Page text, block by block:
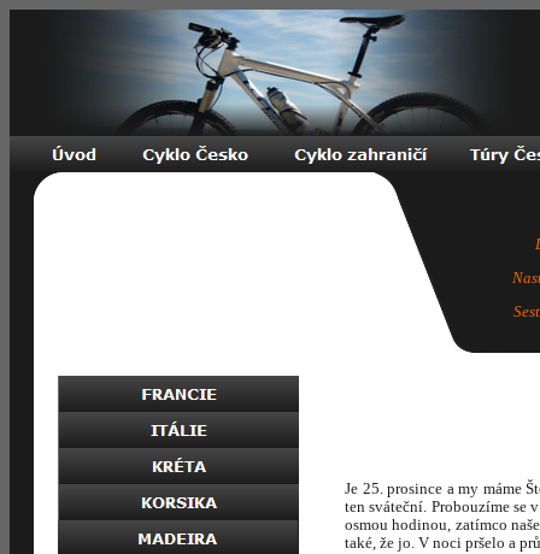
Je 25. prosince a my máme
ten sváteční. Probouzíme se
osmou hodinou, zatímco
také, že jo. V noci pršelo a